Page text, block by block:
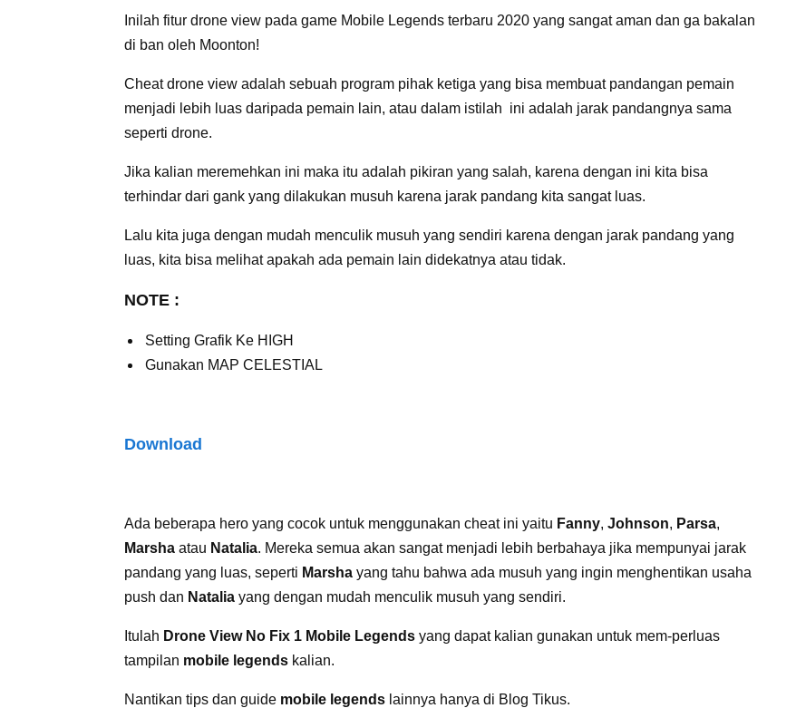
Inilah fitur drone view pada game Mobile Legends terbaru 2020 yang sangat aman dan ga bakalan
di ban oleh Moonton!
Cheat drone view adalah sebuah program pihak ketiga yang bisa membuat pandangan pemain
menjadi lebih luas daripada pemain lain, atau dalam istilah ini adalah jarak pandangnya sama
seperti drone.
Jika kalian meremehkan ini maka itu adalah pikiran yang salah, karena dengan ini kita bisa
terhindar dari gank yang dilakukan musuh karena jarak pandang kita sangat luas.
Lalu kita juga dengan mudah menculik musuh yang sendiri karena dengan jarak pandang yang
luas, kita bisa melihat apakah ada pemain lain didekatnya atau tidak.
NOTE :
Setting Grafik Ke HIGH
Gunakan MAP CELESTIAL
Download
Ada beberapa hero yang cocok untuk menggunakan cheat ini yaitu Fanny, Johnson, Parsa,
Marsha atau Natalia. Mereka semua akan sangat menjadi lebih berbahaya jika mempunyai jarak
pandang yang luas, seperti Marsha yang tahu bahwa ada musuh yang ingin menghentikan usaha
push dan Natalia yang dengan mudah menculik musuh yang sendiri.
Itulah Drone View No Fix 1 Mobile Legends yang dapat kalian gunakan untuk mem-perluas
tampilan mobile legends kalian.
Nantikan tips dan guide mobile legends lainnya hanya di Blog Tikus.